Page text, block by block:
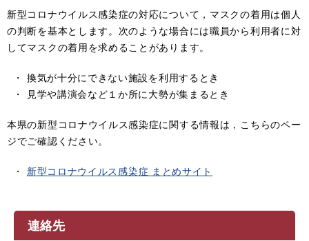
新型コロナウイルス感染症の対応について，マスクの着用は個人
の判断を基本とします。次のような場合には職員から利用者に対
してマスクの着用を求めることがあります。
・ 換気が十分にできない施設を利用するとき
・ 見学や講演会など１か所に大勢が集まるとき
本県の新型コロナウイルス感染症に関する情報は，こちらのペー
ジでご確認ください。
・ 新型コロナウイルス感染症 まとめサイト​
連絡先